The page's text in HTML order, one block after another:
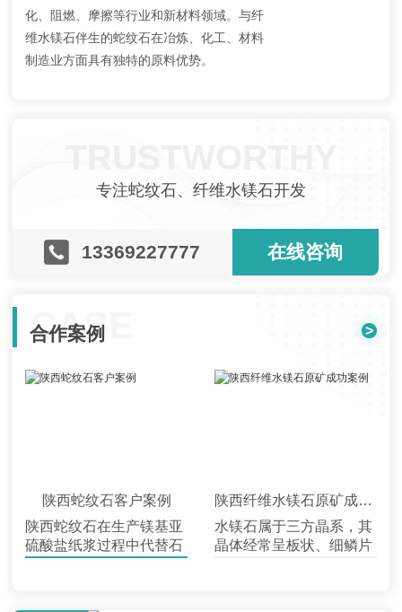
化、阻燃、摩擦等行业和新材料领域。与纤
维水镁石伴生的蛇纹石在冶炼、化工、材料
制造业方面具有独特的原料优势。
专注蛇纹石、纤维水镁石开发
13369227777 在线咨询
CASE
合作案例 >
陕西蛇纹石客户案例
陕西蛇纹石在生产镁基亚
硫酸盐纸浆过程中代替石
陕西纤维水镁石原矿成功案例
水镁石属于三方晶系，其
晶体经常呈板状、细鳞片